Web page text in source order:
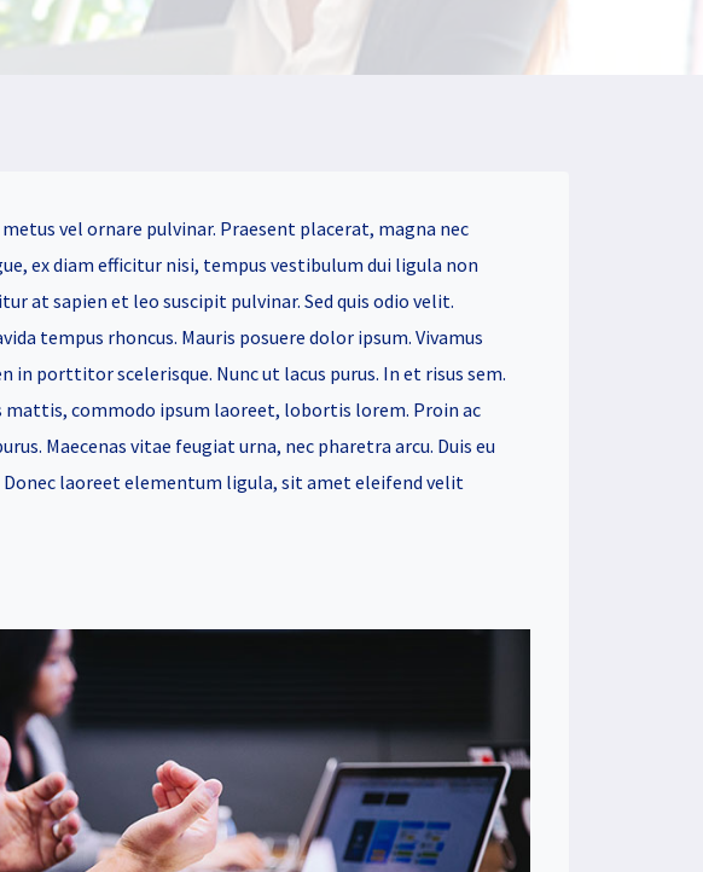
vel ornare pulvinar. Praesent placerat, magna nec
ex diam efficitur nisi, tempus vestibulum dui ligula non
at sapien et leo suscipit pulvinar. Sed quis odio velit.
tempus rhoncus. Mauris posuere dolor ipsum. Vivamus
in porttitor scelerisque. Nunc ut lacus purus. In et risus sem.
mattis, commodo ipsum laoreet, lobortis lorem. Proin ac
Maecenas vitae feugiat urna, nec pharetra arcu. Duis eu
Donec laoreet elementum ligula, sit amet eleifend velit